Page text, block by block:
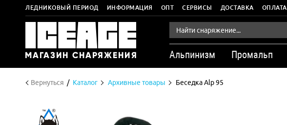
ЛЕДНИКОВЫЙ ПЕРИОД ИНФОРМАЦИЯ ОПТ СЕРВИСЫ ДОСТАВКА ОПЛАТА
Альпинизм Промальп
Вернуться Каталог Архивные товары Беседка Alp 95